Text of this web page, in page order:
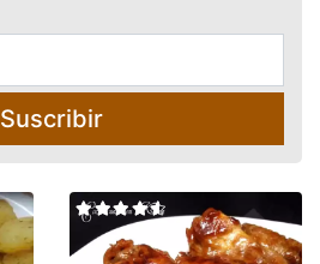
Suscribir